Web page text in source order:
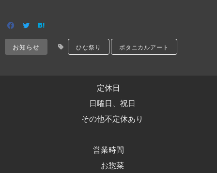
お知らせ ひな祭り ボタニカルアート
定休日
日曜日、祝日
その他不定休あり
営業時間
お惣菜